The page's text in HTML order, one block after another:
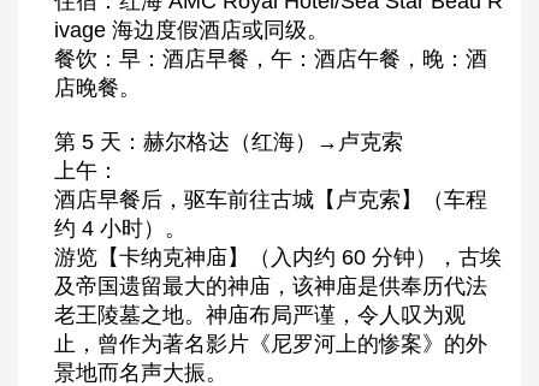
ivage 海边度假酒店或同级。
餐饮：早：酒店早餐，午：酒店午餐，晚：酒
店晚餐。
第 5 天：赫尔格达（红海）→卢克索
上午：
酒店早餐后，驱车前往古城【卢克索】（车程
约 4 小时）。
游览【卡纳克神庙】（入内约 60 分钟），古埃
及帝国遗留最大的神庙，该神庙是供奉历代法
老王陵墓之地。神庙布局严谨，令人叹为观
止，曾作为著名影片《尼罗河上的惨案》的外
景地而名声大振。